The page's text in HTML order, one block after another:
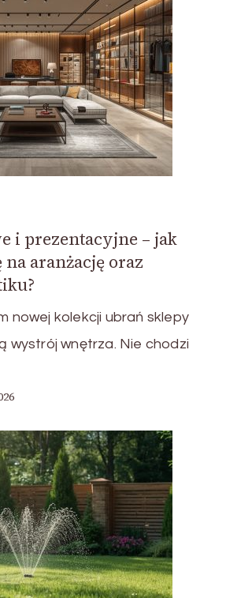
i prezentacyjne – jak
na aranżację oraz
nowej kolekcji ubrań sklepy
wystrój wnętrza. Nie chodzi